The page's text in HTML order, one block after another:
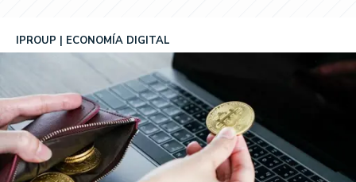
IPROUP ECONOMÍA DIGITAL